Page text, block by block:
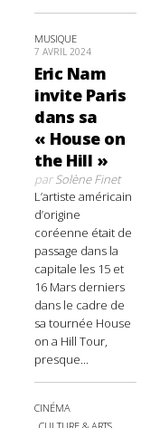
MUSIQUE
7 AVRIL 2024
Eric Nam
invite Paris
dans sa
« House on
the Hill »
parSolène Finet
L’artiste américain
d’origine
coréenne était de
passage dans la
capitale les 15 et
16 Mars derniers
dans le cadre de
sa tournée House
on a Hill Tour,
presque...
CINÉMA